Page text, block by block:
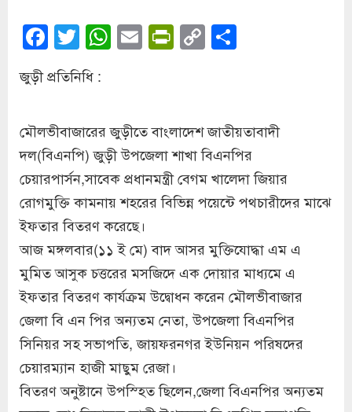
Facebook
Twitter
WhatsApp
EmailPrintFriendly
Copy
Link
জুড়ী প্রতিনিধি :
মৌলভীবাজারের জুড়ীতে বাংলাদেশ জাতীয়তাবাদী
দল(বিএনপি) জুড়ী উপজেলা শাখা বিএনপির
চেয়ারপার্সন,সাবেক প্রধানমন্ত্রী বেগম খালেদা জিয়ার
রোগমুক্তি কামনায় শহরের বিভিন্ন পয়েন্টে পথচারীদের মাঝে
ইফতার বিতরণ করেছে।
আজ মঙ্গলবার(১১ ই মে) বাদ আসর মুক্তিযোদ্ধা এম এ
মুমিত আসুক চত্তরের মসজিদে এক দোয়ার মাধ্যমে এ
ইফতার বিতরণ কার্যক্রম উদ্বোধন করেন মৌলভীবাজার
জেলা বি এন পির অন্যতম নেতা, উপজেলা বিএনপির
সিনিয়র সহ সভাপতি, জায়ফরনগর ইউনিয়ন পরিষদের
চেয়ারম্যান হাজী মাছুম রেজা।
বিতরণ অনুষ্টানে উপস্হিত ছিলেন,জেলা বিএনপির অন্যতম